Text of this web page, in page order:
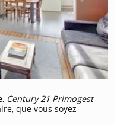
, Century 21 Primogest
que vous soyez